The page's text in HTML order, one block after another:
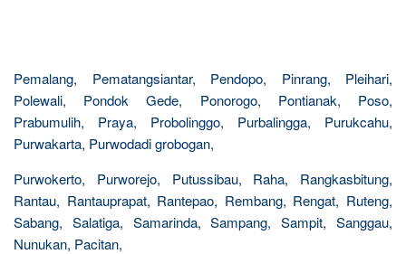
Pemalang, Pematangsiantar, Pendopo, Pinrang, Pleihari,
Polewali, Pondok Gede, Ponorogo, Pontianak, Poso,
Prabumulih, Praya, Probolinggo, Purbalingga, Purukcahu,
Purwakarta, Purwodadi grobogan,
Purwokerto, Purworejo, Putussibau, Raha, Rangkasbitung,
Rantau, Rantauprapat, Rantepao, Rembang, Rengat, Ruteng,
Sabang, Salatiga, Samarinda, Sampang, Sampit, Sanggau,
Nunukan, Pacitan,